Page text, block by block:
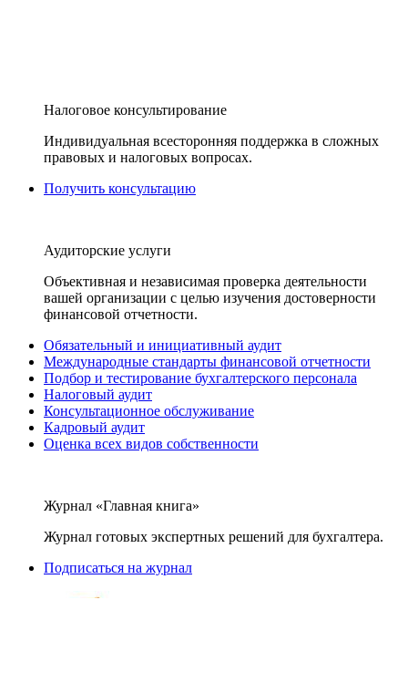
Налоговое консультирование
Индивидуальная всесторонняя поддержка в сложных
правовых и налоговых вопросах.
Получить консультацию
Аудиторские услуги
Объективная и независимая проверка деятельности
вашей организации с целью изучения достоверности
финансовой отчетности.
Обязательный и инициативный аудит
Международные стандарты финансовой отчетности
Подбор и тестирование бухгалтерского персонала
Налоговый аудит
Консультационное обслуживание
Кадровый аудит
Оценка всех видов собственности
Журнал «Главная книга»
Журнал готовых экспертных решений для бухгалтера.
Подписаться на журнал